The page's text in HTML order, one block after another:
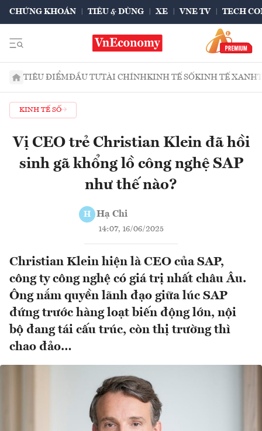
CHỨNG KHOÁN TIÊU & DÙNG XE VNE TV TECH
TIÊU ĐIỂMĐẦU TƯTÀI CHÍNHKINH TẾ SỐKINH TẾ XANH
KINH TẾ SỐ
Vị CEO trẻ Christian Klein đã hồi
sinh gã khổng lồ công nghệ SAP
như thế nào?
H Hạ Chi
14:07, 16/06/2025
Christian Klein hiện là CEO của SAP,
công ty công nghệ có giá trị nhất châu Âu.
Ông nắm quyền lãnh đạo giữa lúc SAP
đứng trước hàng loạt biến động lớn, nội
bộ đang tái cấu trúc, còn thị trường thì
chao đảo…